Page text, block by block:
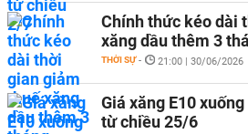
Chính thức kéo dài
xăng dầu thêm 3
THỜI SỰ - 21:00 | 30/06/2026
Giá xăng E10
từ chiều 25/6